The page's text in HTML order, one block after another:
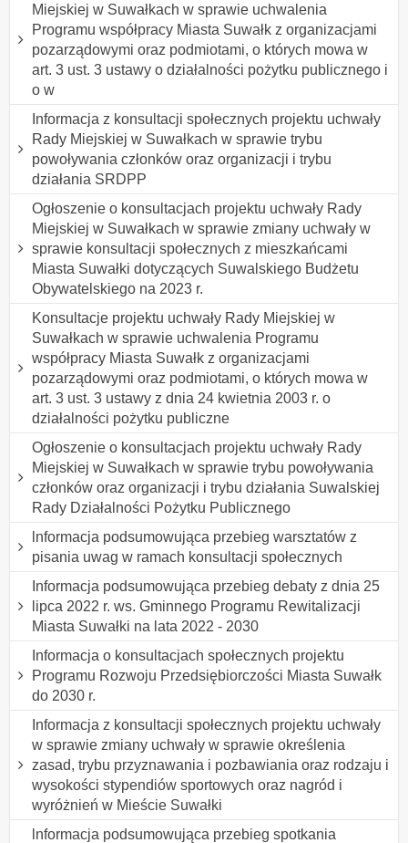
Miejskiej w Suwałkach w sprawie uchwalenia
Programu współpracy Miasta Suwałk z organizacjami
pozarządowymi oraz podmiotami, o których mowa w
art. 3 ust. 3 ustawy o działalności pożytku publicznego i
o w
Informacja z konsultacji społecznych projektu uchwały
Rady Miejskiej w Suwałkach w sprawie trybu
powoływania członków oraz organizacji i trybu
działania SRDPP
Ogłoszenie o konsultacjach projektu uchwały Rady
Miejskiej w Suwałkach w sprawie zmiany uchwały w
sprawie konsultacji społecznych z mieszkańcami
Miasta Suwałki dotyczących Suwalskiego Budżetu
Obywatelskiego na 2023 r.
Konsultacje projektu uchwały Rady Miejskiej w
Suwałkach w sprawie uchwalenia Programu
współpracy Miasta Suwałk z organizacjami
pozarządowymi oraz podmiotami, o których mowa w
art. 3 ust. 3 ustawy z dnia 24 kwietnia 2003 r. o
działalności pożytku publiczne
Ogłoszenie o konsultacjach projektu uchwały Rady
Miejskiej w Suwałkach w sprawie trybu powoływania
członków oraz organizacji i trybu działania Suwalskiej
Rady Działalności Pożytku Publicznego
lnformacja podsumowująca przebieg warsztatów z
pisania uwag w ramach konsultacji społecznych
Informacja podsumowująca przebieg debaty z dnia 25
lipca 2022 r. ws. Gminnego Programu Rewitalizacji
Miasta Suwałki na lata 2022 - 2030
Informacja o konsultacjach społecznych projektu
Programu Rozwoju Przedsiębiorczości Miasta Suwałk
do 2030 r.
Informacja z konsultacji społecznych projektu uchwały
w sprawie zmiany uchwały w sprawie określenia
zasad, trybu przyznawania i pozbawiania oraz rodzaju i
wysokości stypendiów sportowych oraz nagród i
wyróżnień w Mieście Suwałki
lnformacja podsumowująca przebieg spotkania